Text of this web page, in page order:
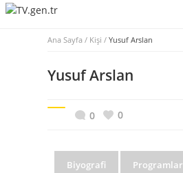
Ana Sayfa / Kişi / Yusuf Arslan
Yusuf Arslan
0 0
Programlar
Biyografi